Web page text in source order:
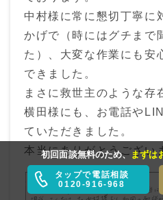
初回面談無料のため、 まずは
タップで電話相談
0120-916-968
中村様に常に懇切丁寧に
かげで（時にはグチまで
た）、大変な作業にも安
できました。
まさに救世主のような存
横田様にも、お電話や
ていただきました。
本当にありがとうござい